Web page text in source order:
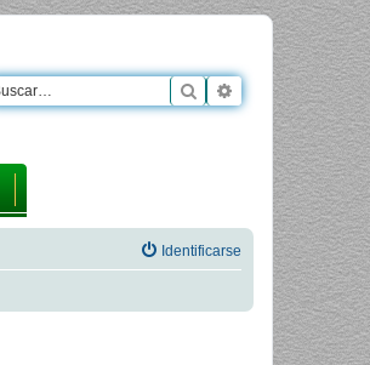
Buscar Búsqueda
Identificarse